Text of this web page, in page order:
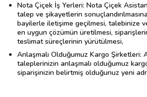
Nota Çiçek İş Yerleri: Nota Çiçek
talep ve şikayetlerin
bayilerle iletişime geçilmesi, talebinize
en uygun çözümün üretilmesi,
teslimat süreçlerinin yürütülmesi,
Anlaşmalı Olduğumuz Kargo Şirketleri:
taleplerinizin anlaşmalı olduğumuz
siparişinizin belirtmiş olduğunuz yeni